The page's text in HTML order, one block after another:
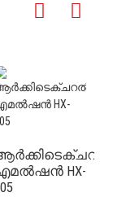
HX-